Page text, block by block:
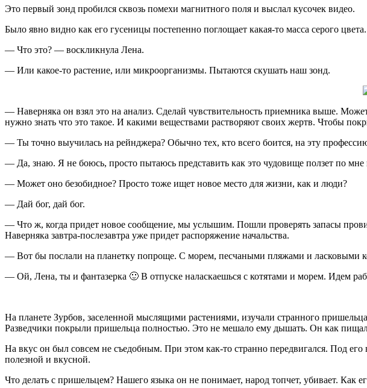
Это первый зонд пробился сквозь помехи магнитного поля и выслал кусочек видео.
Было явно видно как его гусеницы постепенно поглощает какая-то масса серого
— Что это? — воскликнула Лена.
— Или какое-то растение, или микроорганизмы. Пытаются скушать наш зонд.
— Наверняка он взял это на анализ. Сделай чувствительность приемника выше.
нужно знать что это такое. И какими веществами растворяют своих жертв. Чтобы
— Ты точно выучилась на рейнджера? Обычно тех, кто всего боится, на эту
— Да, знаю. Я не боюсь, просто пытаюсь представить как это чудовище ползет по
— Может оно безобидное? Просто тоже ищет новое место для жизни, как и люди?
— Дай бог, дай бог.
— Что ж, когда придет новое сообщение, мы услышим. Пошли проверять запасы
Наверняка завтра-послезавтра уже придет распоряжение начальства.
— Вот бы послали на планетку попроще. С морем, песчаными пляжами и ласковыми
— Ой, Лена, ты и фантазерка 🙂 В отпуске наласкаешься с котятами и морем. Идем
На планете Зурбов, заселенной мыслящими растениями, изучали странного
Разведчики покрыли пришельца полностью. Это не мешало ему дышать. Он как
На вкус он был совсем не съедобным. При этом как-то странно передвигался. Под
полезной и вкусной.
Что делать с пришельцем? Нашего языка он не понимает, народ топчет, убивает. Как